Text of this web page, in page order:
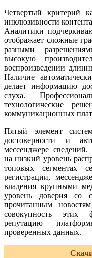
Четвертый критерий
инклюзивности
Аналитики
отображает сложные
разными
высокую
воспроизведении
Наличие
делает информацию
слуха.
технологические
коммуникационных
Пятый элемент
достоверности и
мессенджере
на низкий уровень
топовых сегментах
регистрации,
владения крупными
уровень доверия со
прочитанным
совокупность этих
репутацию
проверенных данных.